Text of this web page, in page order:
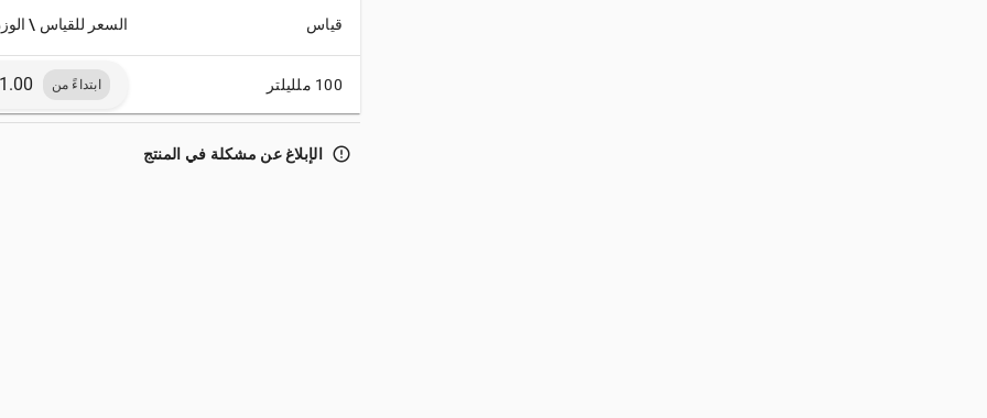
قياس السعر للقياس \
100 ملليلتر ابتداءً من
error_outline الإبلاغ عن مشكلة في المنتج